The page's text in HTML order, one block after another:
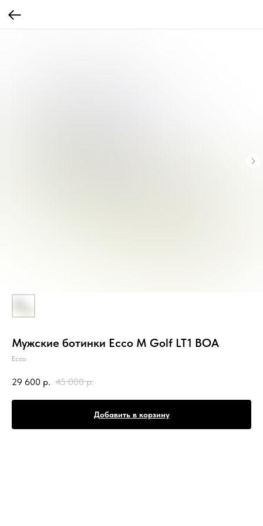
Мужские ботинки Ecco M Golf LT1 BOA
Ecco
29 600 р. 45 000 р.
Добавить в корзину